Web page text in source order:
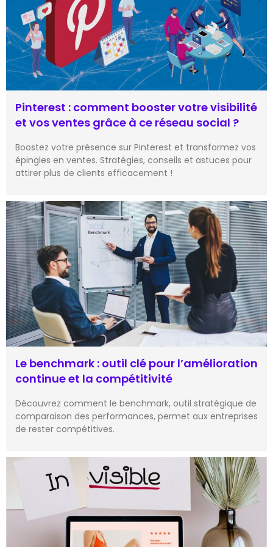
Pinterest : comment booster votre visibilité
et vos ventes grâce à ce réseau social ?
Boostez votre présence sur Pinterest et transformez vos
épingles en ventes. Stratégies, conseils et astuces pour
attirer plus de clients efficacement !
Le benchmark : outil clé pour l’amélioration
continue et la compétitivité
Découvrez comment le benchmark, outil stratégique de
comparaison des performances, permet aux entreprises
de rester compétitives.